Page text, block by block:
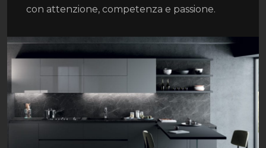
con attenzione, competenza e passione.